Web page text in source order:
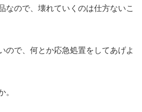
なので、壊れていくのは仕方ないこ
ので、何とか応急処置をしてあげよ
。